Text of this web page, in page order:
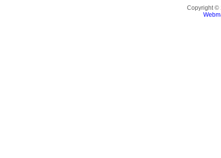
Copyright ©